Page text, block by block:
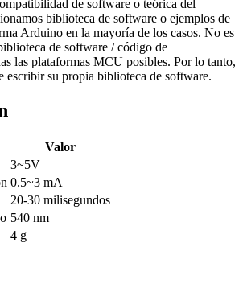
de software o teórica del
biblioteca de software o ejemplos de
Arduino en la mayoría de los casos. No es
de software / código de
las plataformas MCU posibles. Por lo tanto,
escribir su propia biblioteca de software.
Valor
3~5V
0.5~3 mA
20-30 milisegundos
540 nm
4 g